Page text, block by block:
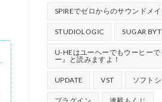
SPIREでゼロからのサウンドメイ
STUDIOLOGIC SUGAR
U-HEはユーヘーでもウーヒーで
ー』と読みますよ！
UPDATE VST ソフト
プラグイン 連載もくじ